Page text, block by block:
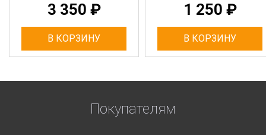
3 350 ₽
В КОРЗИНУ
1 250 ₽
В КОРЗИНУ
Покупателям